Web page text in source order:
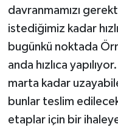
davranmamızı
istediğimiz kadar
bugünkü noktada
anda hızlıca
marta kadar
bunlar teslim
etaplar için bir